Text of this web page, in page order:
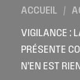
ACCUEIL /
VIGILANCE :
PRÉSENTE
N’EN EST RIEN